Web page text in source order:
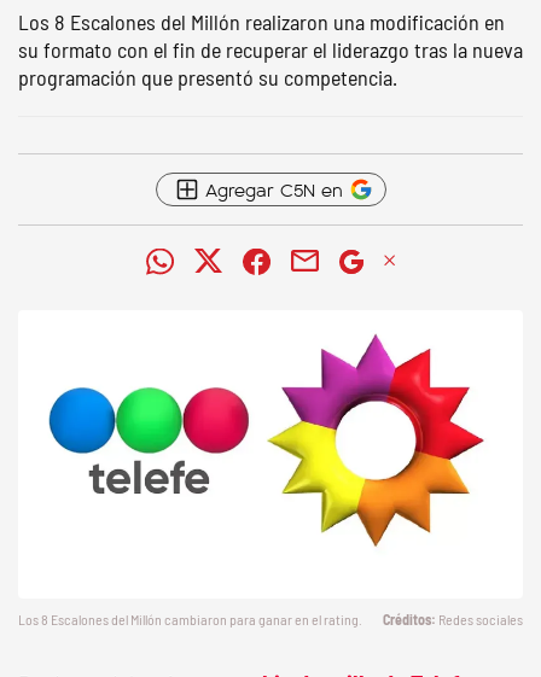
Los 8 Escalones del Millón realizaron una modificación en
su formato con el fin de recuperar el liderazgo tras la nueva
programación que presentó su competencia.
Agregar C5N en
Los 8 Escalones del Millón cambiaron para ganar en el rating. Redes sociales